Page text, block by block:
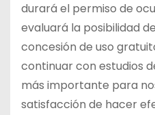
durará el permiso de
evaluará la posibilidad
concesión de uso
continuar con estudios
más importante para
satisfacción de hacer